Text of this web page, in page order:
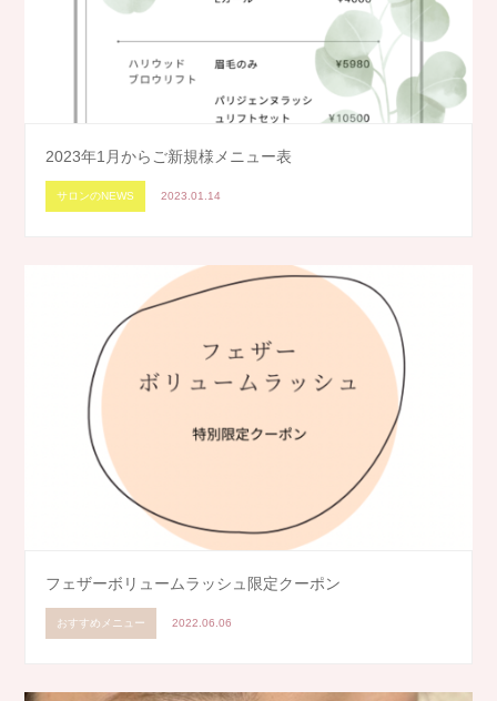
2023年1月からご新規様メニュー表
サロンのNEWS 2023.01.14
フェザーボリュームラッシュ限定クーポン
おすすめメニュー 2022.06.06